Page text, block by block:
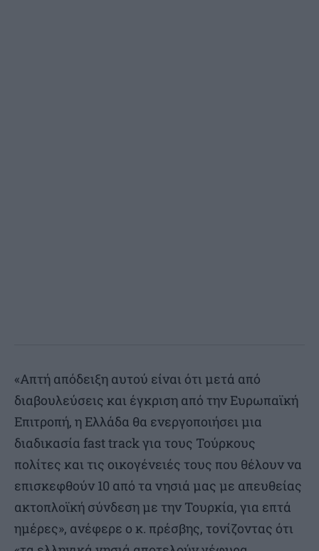
«Απτή απόδειξη αυτού είναι ότι μετά από
διαβουλεύσεις και έγκριση από την Ευρωπαϊκή
Επιτροπή, η Ελλάδα θα ενεργοποιήσει μια
διαδικασία fast track για τους Τούρκους
πολίτες και τις οικογένειές τους που θέλουν να
επισκεφθούν 10 από τα νησιά μας με απευθείας
ακτοπλοϊκή σύνδεση με την Τουρκία, για επτά
ημέρες», ανέφερε ο κ. πρέσβης, τονίζοντας ότι